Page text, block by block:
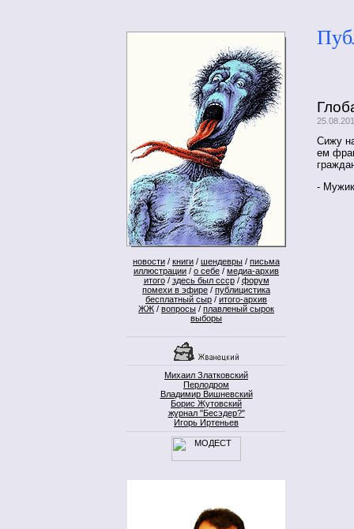
новости / книги / шендевры / письма
иллюстрации / о себе / медиа-архив
итого/ здесь был ссср/ форум
помехи в эфире / публицистика
бесплатный сыр / итого-архив
ЖЖ / вопросы / плавленый сырок
выборы
Михаил Златковский
Перлодром
Владимир Вишневский
Борис Жутовский
журнал "Бесэдер?"
Игорь Иртеньев
Сижу
ем
-